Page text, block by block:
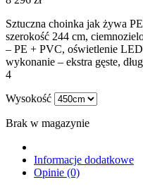
Sztuczna choinka jak żywa
szerokość 244 cm,
– PE + PVC, oświetlenie
wykonanie – ekstra gęste,
4
Wysokość
Brak w magazynie
Informacje dodatkowe
Opinie (0)